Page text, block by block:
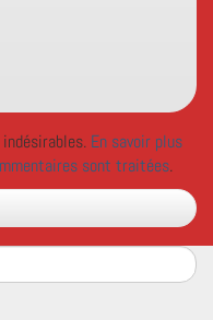
En savoir plus
sont traitées.